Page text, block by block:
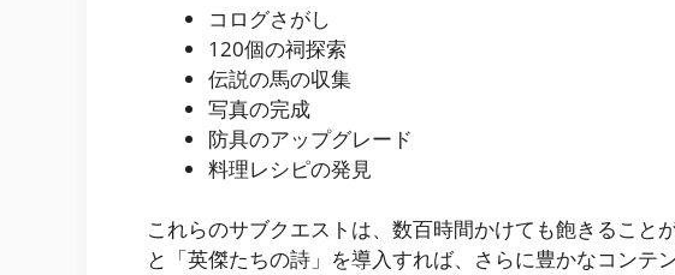
コログさがし
120個の祠探索
伝説の馬の収集
写真の完成
防具のアップグレード
料理レシピの発見
これらのサブクエストは、数百時間かけても飽きること
と「英傑たちの詩」を導入すれば、さらに豊かなコンテ